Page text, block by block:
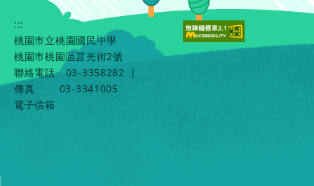
:::
桃園市立桃園國民中學
桃園市桃園區莒光街2號
聯絡電話
03-3358282
|
傳真
03-3341005
電子信箱